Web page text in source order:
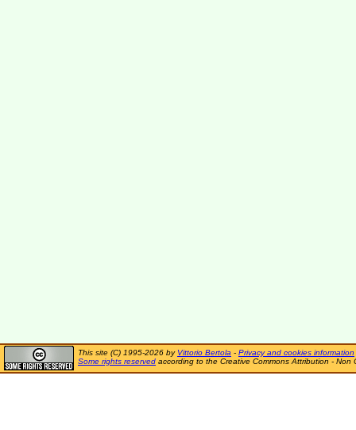
This site (C) 1995-2026 by Vittorio Bertola - Privacy and cookies information
Some rights reserved according to the Creative Commons Attribution - Non